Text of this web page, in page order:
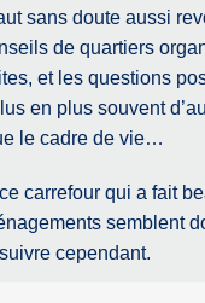
sans doute aussi
de quartiers
et les questions
en plus souvent
le cadre de vie…
carrefour qui a fait
semblent
cependant.